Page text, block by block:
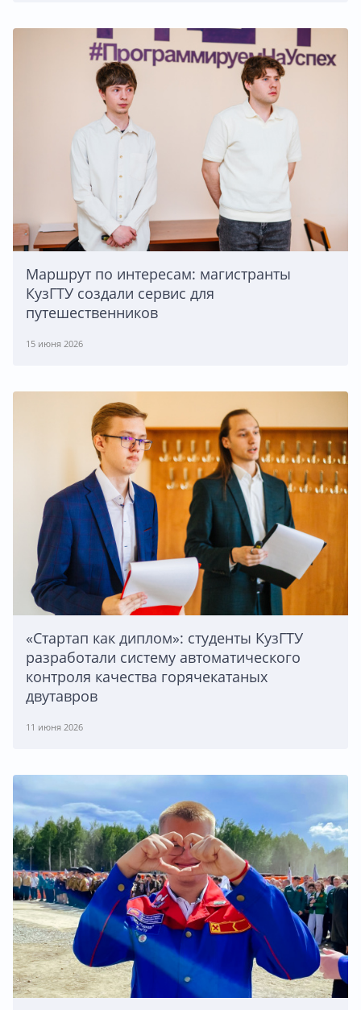
Маршрут по интересам: магистранты
КузГТУ создали сервис для
путешественников
15 июня 2026
«Стартап как диплом»: студенты КузГТУ
разработали систему автоматического
контроля качества горячекатаных
двутавров
11 июня 2026